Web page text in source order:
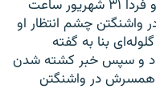
موتورها حالا به او نزدیک‌تر شده‌اند. او فردا ۳۱ شهریور ساعت
واشنگتن چشم انتظار او
بنا به گفته
و سپس خبر کشته شدن
همسرش در واشنگتن